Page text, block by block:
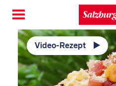
Toggle
navigation
Video-Rezept